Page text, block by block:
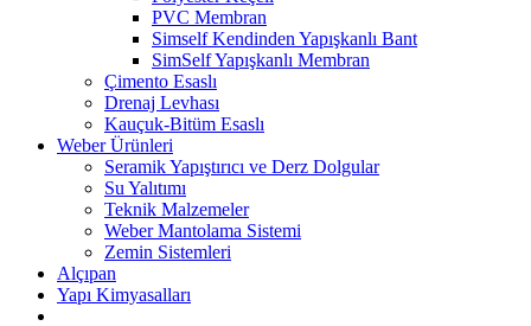
PVC Membran
Simself Kendinden Yapışkanlı Bant
SimSelf Yapışkanlı Membran
Çimento Esaslı
Drenaj Levhası
Kauçuk-Bitüm Esaslı
Weber Ürünleri
Seramik Yapıştırıcı ve Derz Dolgular
Su Yalıtımı
Teknik Malzemeler
Weber Mantolama Sistemi
Zemin Sistemleri
Alçıpan
Yapı Kimyasalları